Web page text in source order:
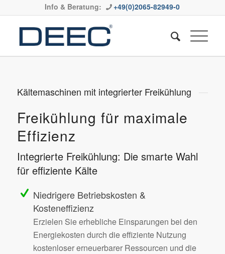
Info & Beratung: +49(0)2065-82949-0
Kältemaschinen mit integrierter Freikühlung
Freikühlung für maximale
Effizienz
Integrierte Freikühlung: Die smarte Wahl
für effiziente Kälte
Niedrigere Betriebskosten &
Kosteneffizienz
Erzielen Sie erhebliche Einsparungen bei den
Energiekosten durch die effiziente Nutzung
kostenloser erneuerbarer Ressourcen und die